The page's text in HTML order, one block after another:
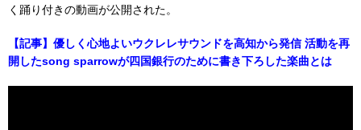
く踊り付きの動画が公開された。
【記事】優しく心地よいウクレレサウンドを高知から発信 活動を再
開したsong sparrowが四国銀行のために書き下ろした楽曲とは